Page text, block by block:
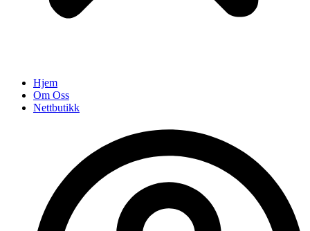
Hjem
Om Oss
Nettbutikk